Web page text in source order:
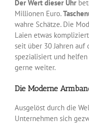
Der Wert dieser Uhr
Millionen Euro.
wahre Schätze. Die
Laien etwas
seit über 30 Jahren auf
spezialisiert und
gerne weiter.
Die Moderne
Ausgelöst durch die
Unternehmen sich